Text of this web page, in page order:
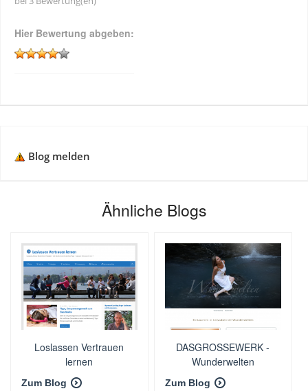
Hier Bewertung abgeben:
Blog melden
Ähnliche Blogs
Loslassen Vertrauen
lernen
Zum Blog
DASGROSSEWERK -
Wunderwelten
Zum Blog